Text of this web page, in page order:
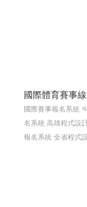
國際體育賽事
國際賽事報名系統
名系統 高雄程式設
報名系統 全省程式